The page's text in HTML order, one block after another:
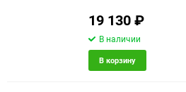
19 130₽
В наличии
В корзину